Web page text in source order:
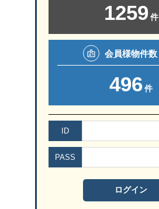
ぜひお気軽にお問合せ頂けた
０１２０-９４４-２３０
Youtube
LINE
・サイオスまで約6分
・ヨークマートまで約5分
建物は当社標準仕様SAN+にて自由設計★
ご興味のお持ちの方は狭山不動産入間店
1259 件
会員様物件数
496件
ID
PASS